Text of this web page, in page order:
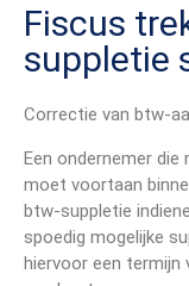
Fiscus
suppletie
Correctie van btw-
Een ondernemer
moet voortaan
btw-suppletie
spoedig mogelijke
hiervoor een termijn